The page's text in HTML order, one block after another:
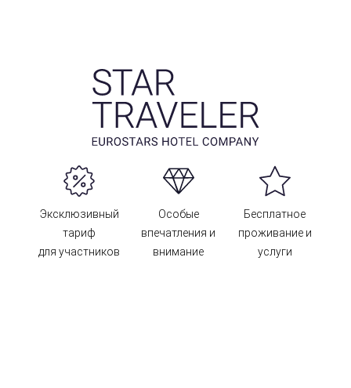
Эксклюзивный
тариф
для участников
Особые
впечатления и
внимание
Бесплатное
проживание и
услуги